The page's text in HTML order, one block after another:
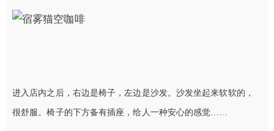
进入店内之后，右边是椅子，左边是沙发。沙发坐起来软软的，
很舒服。椅子的下方备有插座，给人一种安心的感觉……